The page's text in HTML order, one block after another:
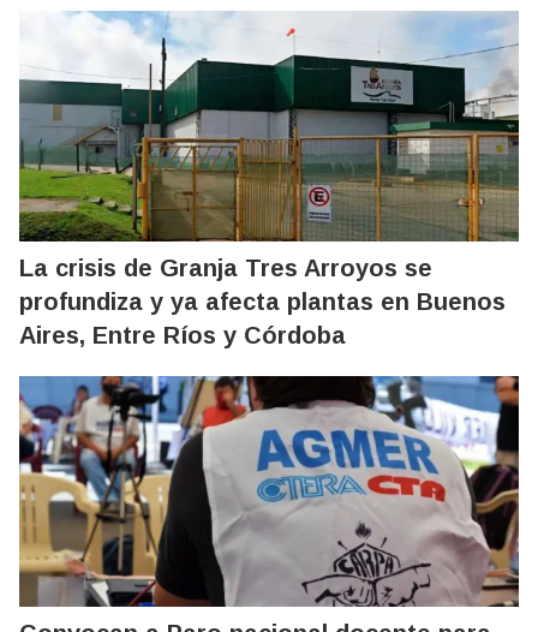
La crisis de Granja Tres Arroyos se
profundiza y ya afecta plantas en Buenos
Aires, Entre Ríos y Córdoba